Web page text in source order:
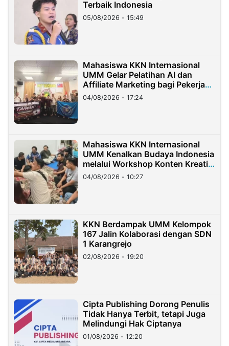
Terbaik Indonesia
05/08/2026 - 15:49
Mahasiswa KKN Internasional
UMM Gelar Pelatihan AI dan
Affiliate Marketing bagi Pekerja
Migran Indonesia di Taiwan
04/08/2026 - 17:24
Mahasiswa KKN Internasional
UMM Kenalkan Budaya Indonesia
melalui Workshop Konten Kreatif
di Taiwan
04/08/2026 - 10:27
KKN Berdampak UMM Kelompok
167 Jalin Kolaborasi dengan SDN
1 Karangrejo
02/08/2026 - 19:20
Cipta Publishing Dorong Penulis
Tidak Hanya Terbit, tetapi Juga
Melindungi Hak Ciptanya
01/08/2026 - 12:20